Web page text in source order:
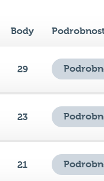
Body
29
23
21